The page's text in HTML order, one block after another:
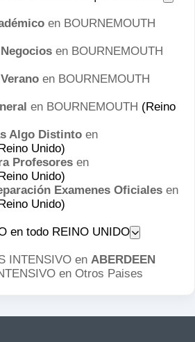
en BOURNEMOUTH
en BOURNEMOUTH
en BOURNEMOUTH
en BOURNEMOUTH (Reino
Algo Distinto en
Unido)
Profesores en
Unido)
Examenes Oficiales en
Unido)
en todo REINO UNIDO
INTENSIVO en ABERDEEN
en Otros Paises